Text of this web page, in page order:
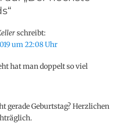
schreibt:
um 22:08 Uhr
hat man doppelt so viel
gerade Geburtstag? Herzlichen